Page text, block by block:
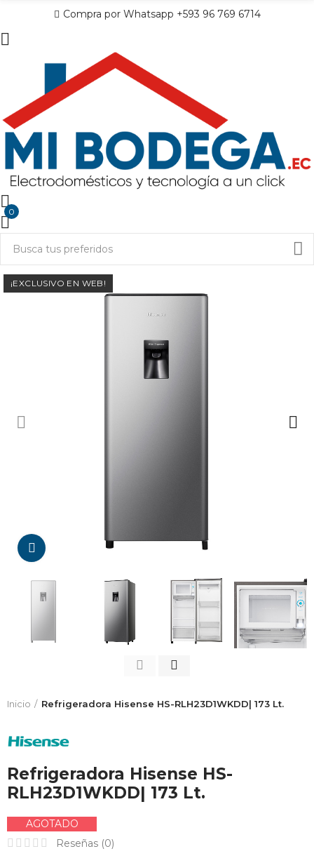
Compra por Whatsapp +593 96 769 6714
0
Da click para agrandar
¡EXCLUSIVO EN WEB!
Inicio Refrigeradora Hisense HS-RLH23D1WKDD| 173 Lt.
Refrigeradora Hisense HS-
RLH23D1WKDD| 173 Lt.
AGOTADO
Reseñas (0)